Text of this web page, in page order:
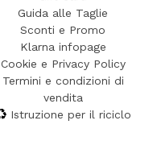
Guida alle Taglie
Sconti e Promo
Klarna infopage
Cookie e Privacy Policy
Termini e condizioni di
vendita
Istruzione per il riciclo